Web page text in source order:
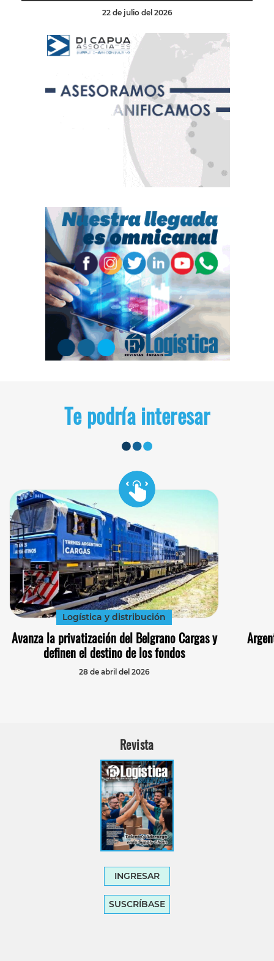
22 de julio del 2026
Te podría interesar
Logística y distribución
Avanza la privatización del Belgrano Cargas y
definen el destino de los fondos
28 de abril del 2026
Revista
INGRESAR
SUSCRÍBASE